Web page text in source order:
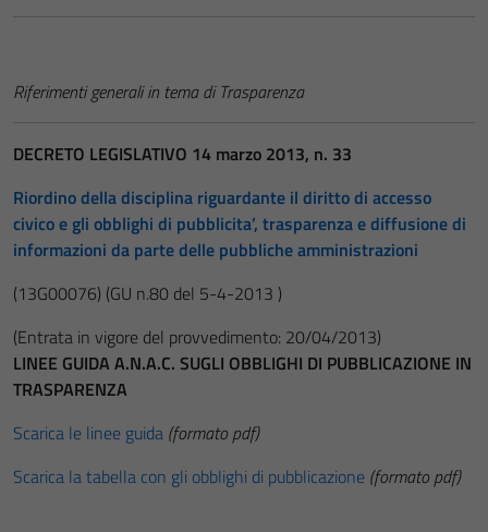
Riferimenti generali in tema di Trasparenza
DECRETO LEGISLATIVO 14 marzo 2013, n. 33
Riordino della disciplina riguardante il diritto di accesso
civico e gli obblighi di pubblicita’, trasparenza e diffusione di
informazioni da parte delle pubbliche amministrazioni
(13G00076) (GU n.80 del 5-4-2013 )
(Entrata in vigore del provvedimento: 20/04/2013)
LINEE GUIDA A.N.A.C. SUGLI OBBLIGHI DI PUBBLICAZIONE IN
TRASPARENZA
Scarica le linee guida (formato pdf)
Scarica la tabella con gli obblighi di pubblicazione (formato pdf)